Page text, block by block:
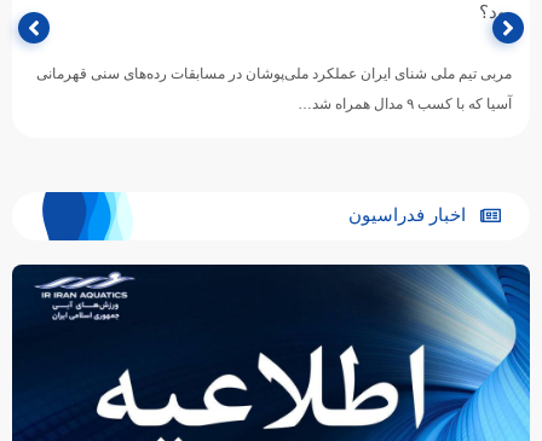
بود؟
مربی تیم ملی شنای ایران عملکرد ملی‌پوشان در مسابقات رده‌های سنی قهرمانی
آسیا که با کسب ۹ مدال همراه شد…
اخبار فدراسیون